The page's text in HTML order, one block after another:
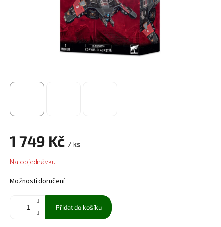
1 749 Kč / ks
Měrná
cena:
Na objednávku
Možnosti doručení
Přidat do košíku